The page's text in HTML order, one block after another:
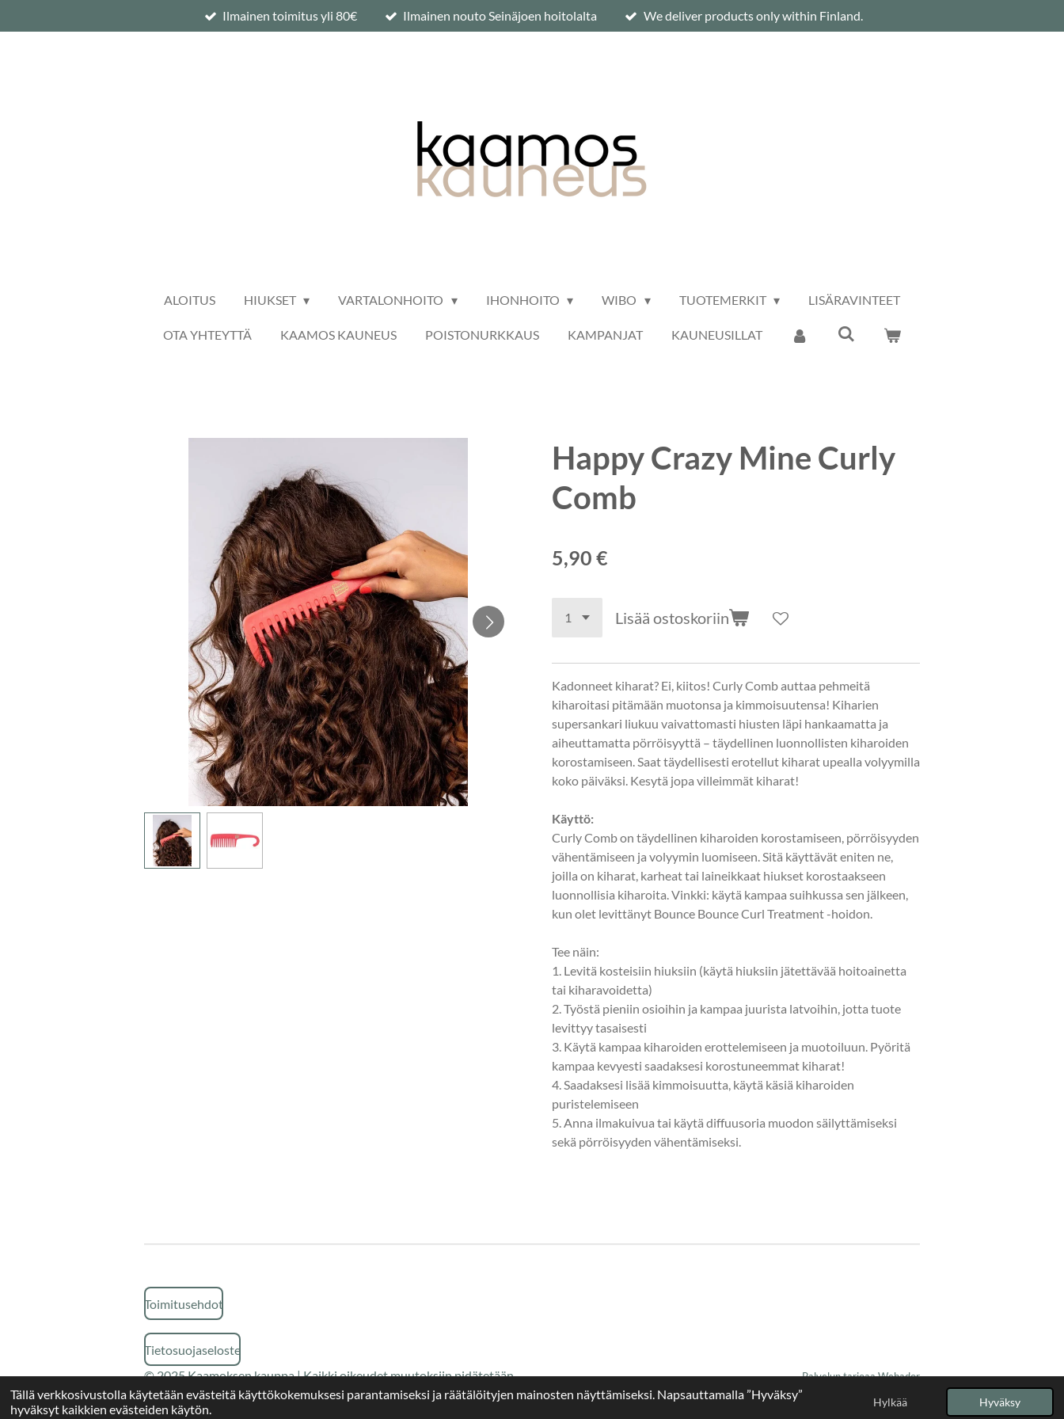
Tällä verkkosivustolla käytetään evästeitä käyttökokemuksesi parantamiseksi ja räätälöityjen mainosten näyttämiseksi. Napsauttamalla ”Hyväksy”
hyväksyt kaikkien evästeiden käytön.
Hylkää Hyväksy
pääsisältöön
Ilmainen toimitus yli 80€ Ilmainen nouto Seinäjoen hoitolalta We deliver products only within Finland.
ALOITUS HIUKSET VARTALONHOITO IHONHOITO WIBO TUOTEMERKIT LISÄRAVINTEET
OTA YHTEYTTÄ KAAMOS KAUNEUS POISTONURKKAUS KAMPANJAT KAUNEUSILLAT
Happy Crazy Mine Curly
Comb
5,90 €
Lisää ostoskoriin
Kadonneet kiharat? Ei, kiitos! Curly Comb auttaa pehmeitä
kiharoitasi pitämään muotonsa ja kimmoisuutensa! Kiharien
supersankari liukuu vaivattomasti hiusten läpi hankaamatta ja
aiheuttamatta pörröisyyttä – täydellinen luonnollisten kiharoiden
korostamiseen. Saat täydellisesti erotellut kiharat upealla volyymilla
koko päiväksi. Kesytä jopa villeimmät kiharat!
Käyttö:
Curly Comb on täydellinen kiharoiden korostamiseen, pörröisyyden
vähentämiseen ja volyymin luomiseen. Sitä käyttävät eniten ne,
joilla on kiharat, karheat tai laineikkaat hiukset korostaakseen
luonnollisia kiharoita. Vinkki: käytä kampaa suihkussa sen jälkeen,
kun olet levittänyt Bounce Bounce Curl Treatment -hoidon.
Tee näin:
1. Levitä kosteisiin hiuksiin (käytä hiuksiin jätettävää hoitoainetta
tai kiharavoidetta)
2. Työstä pieniin osioihin ja kampaa juurista latvoihin, jotta tuote
levittyy tasaisesti
3. Käytä kampaa kiharoiden erottelemiseen ja muotoiluun. Pyöritä
kampaa kevyesti saadaksesi korostuneemmat kiharat!
4. Saadaksesi lisää kimmoisuutta, käytä käsiä kiharoiden
puristelemiseen
5. Anna ilmakuivua tai käytä diffuusoria muodon säilyttämiseksi
sekä pörröisyyden vähentämiseksi.
Toimitusehdot
Tietosuojaseloste
© 2025 Kaamoksen kauppa | Kaikki oikeudet muutoksiin pidätetään
Palvelun tarjoaaWebador